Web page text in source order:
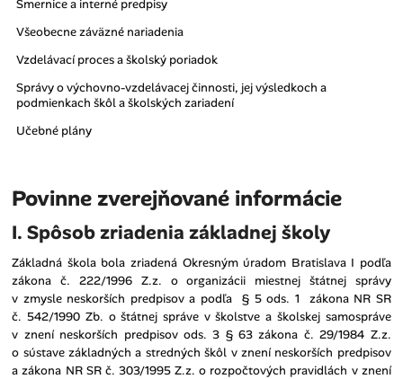
dokumenty
Smernice a interné predpisy
Všeobecne záväzné nariadenia
Vzdelávací proces a školský poriadok
Správy o výchovno-vzdelávacej činnosti, jej výsledkoch a
podmienkach škôl a školských zariadení
Učebné plány
Povinne zverejňované informácie
I. Spôsob zriadenia základnej školy
Základná škola bola zriadená Okresným úradom Bratislava I podľa
zákona č. 222/1996 Z.z. o organizácii miestnej štátnej správy
v zmysle neskorších predpisov a podľa § 5 ods. 1 zákona NR SR
č. 542/1990 Zb. o štátnej správe v školstve a školskej samospráve
v znení neskorších predpisov ods. 3 § 63 zákona č. 29/1984 Z.z.
o sústave základných a stredných škôl v znení neskorších predpisov
a zákona NR SR č. 303/1995 Z.z. o rozpočtových pravidlách v znení